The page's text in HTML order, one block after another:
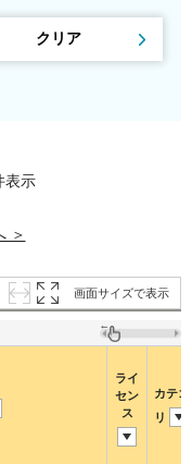
表示
＞
画面サイズで表示
ライ
セン
ス
カテゴ
リ